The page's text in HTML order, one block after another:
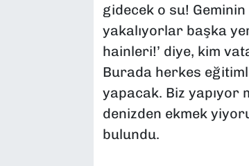
gidecek o su! Geminin
yakalıyorlar başka
hainleri!’ diye, kim
Burada herkes
yapacak. Biz yapıyor
denizden ekmek
bulundu.